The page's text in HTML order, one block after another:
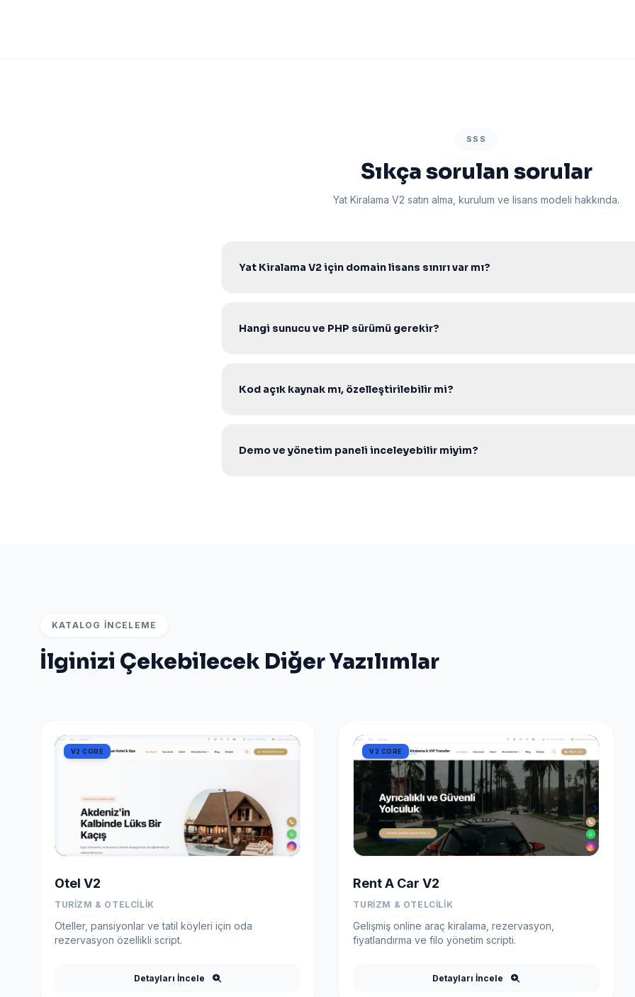
SSS
Sıkça sorulan sorular
Yat Kiralama V2 satın alma, kurulum ve lisans modeli hakkında.
Yat Kiralama V2 için domain lisans sınırı var mı?
Hangi sunucu ve PHP sürümü gerekir?
Kod açık kaynak mı, özelleştirilebilir mi?
Demo ve yönetim paneli inceleyebilir miyim?
KATALOG İNCELEME
İlginizi Çekebilecek Diğer Yazılımlar
V2 CORE
Otel V2
TURIZM & OTELCILIK
Oteller, pansiyonlar ve tatil köyleri için oda
rezervasyon özellikli script.
Detayları İncele
V2 CORE
Rent A Car V2
TURIZM & OTELCILIK
Gelişmiş online araç kiralama, rezervasyon,
fiyatlandırma ve filo yönetim scripti.
Detayları İncele